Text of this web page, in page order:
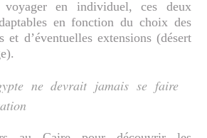
voyager en individuel, ces deux
en fonction du choix des
et d’éventuelles extensions (désert
ne devrait jamais se faire